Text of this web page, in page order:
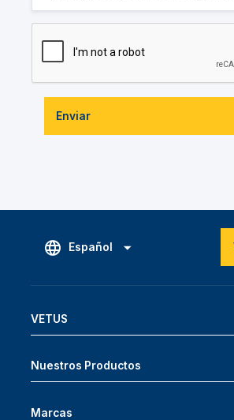
Enviar
Español
VETUS
Nuestros Productos
Marcas